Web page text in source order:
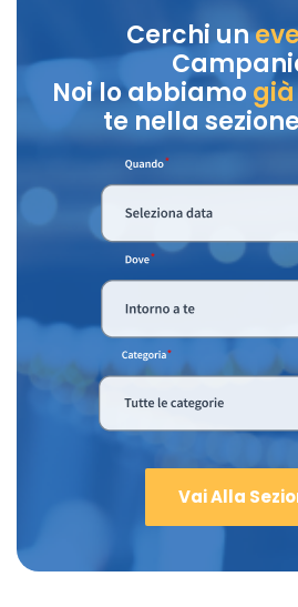
Cerchi un
Noi lo abbiamo
te nella
Vai Alla